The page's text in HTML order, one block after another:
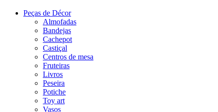
Peças de Décor
Almofadas
Bandejas
Cachepot
Castiçal
Centros de mesa
Fruteiras
Livros
Peseira
Potiche
Toy art
Vasos